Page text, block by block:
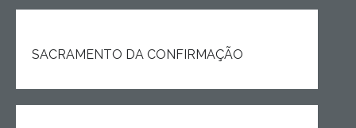
SACRAMENTO DA CONFIRMAÇÃO